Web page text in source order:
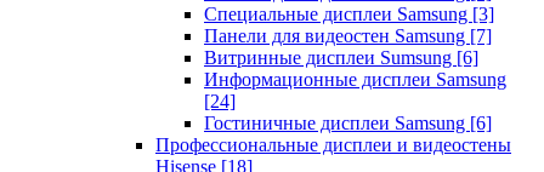
Специальные дисплеи Samsung [3]
Панели для видеостен Samsung [7]
Витринные дисплеи Sumsung [6]
Информационные дисплеи Samsung
[24]
Гостиничные дисплеи Samsung [6]
Профессиональные дисплеи и видеостены
Hisense [18]